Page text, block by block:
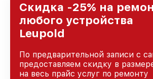
Скидка -25% на
любого устройства
Leupold
По предварительной записи с
предоставляем скидку в
на весь прайс услуг по ремонту